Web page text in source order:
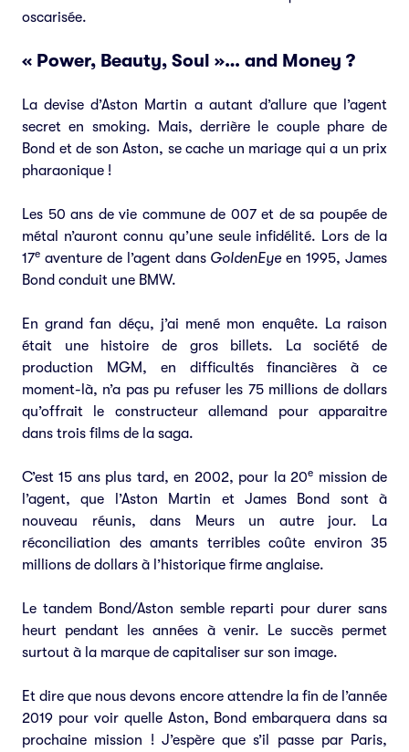
oscarisée.
« Power, Beauty, Soul »… and Money ?
La devise d’Aston Martin a autant d’allure que l’agent
secret en smoking. Mais, derrière le couple phare de
Bond et de son Aston, se cache un mariage qui a un prix
pharaonique !
Les 50 ans de vie commune de 007 et de sa poupée de
métal n’auront connu qu’une seule infidélité. Lors de la
17e aventure de l’agent dans GoldenEyeen 1995, James
Bond conduit une BMW.
En grand fan déçu, j’ai mené mon enquête. La raison
était une histoire de gros billets. La société de
production MGM, en difficultés financières à ce
moment-là, n’a pas pu refuser les 75 millions de dollars
qu’offrait le constructeur allemand pour apparaitre
dans trois films de la saga.
C’est 15 ans plus tard, en 2002, pour la 20e mission de
l’agent, que l’Aston Martin et James Bond sont à
nouveau réunis, dans Meurs un autre jour. La
réconciliation des amants terribles coûte environ 35
millions de dollars à l’historique firme anglaise.
Le tandem Bond/Aston semble reparti pour durer sans
heurt pendant les années à venir. Le succès permet
surtout à la marque de capitaliser sur son image.
Et dire que nous devons encore attendre la fin de l’année
2019 pour voir quelle Aston, Bond embarquera dans sa
prochaine mission ! J’espère que s’il passe par Paris,